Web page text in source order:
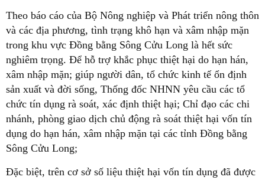
Theo báo cáo của Bộ Nông nghiệp và Phát triển nông thôn
và các địa phương, tình trạng khô hạn và xâm nhập mặn
trong khu vực Đồng bằng Sông Cửu Long là hết sức
nghiêm trọng. Để hỗ trợ khắc phục thiệt hại do hạn hán,
xâm nhập mặn; giúp người dân, tổ chức kinh tế ổn định
sản xuất và đời sống, Thống đốc NHNN yêu cầu các tổ
chức tín dụng rà soát, xác định thiệt hại; Chỉ đạo các chi
nhánh, phòng giao dịch chủ động rà soát thiệt hại vốn tín
dụng do hạn hán, xâm nhập mặn tại các tỉnh Đồng bằng
Sông Cửu Long;
Đặc biệt, trên cơ sở số liệu thiệt hại vốn tín dụng đã được